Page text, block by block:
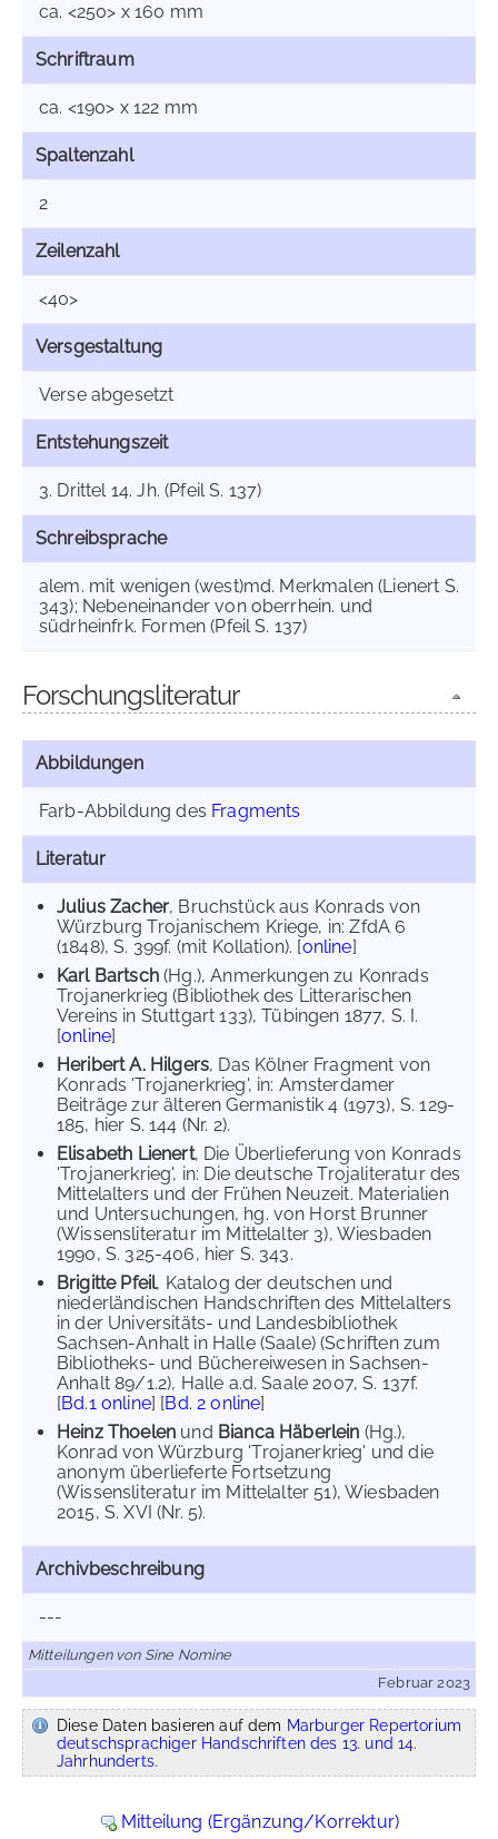
ca. <250> x 160 mm
Schriftraum
ca. <190> x 122 mm
Spaltenzahl
2
Zeilenzahl
<40>
Versgestaltung
Verse abgesetzt
Entstehungszeit
3. Drittel 14. Jh. (Pfeil S. 137)
Schreibsprache
alem. mit wenigen (west)md. Merkmalen (Lienert S.
343); Nebeneinander von oberrhein. und
südrheinfrk. Formen (Pfeil S. 137)
Forschungsliteratur
Abbildungen
Farb-Abbildung des Fragments
Literatur
Julius Zacher, Bruchstück aus Konrads von
Würzburg Trojanischem Kriege, in: ZfdA 6
(1848), S. 399f. (mit Kollation). [online]
Karl Bartsch(Hg.), Anmerkungen zu Konrads
Trojanerkrieg (Bibliothek des Litterarischen
Vereins in Stuttgart 133), Tübingen 1877, S. I.
[online]
Heribert A. Hilgers, Das Kölner Fragment von
Konrads 'Trojanerkrieg', in: Amsterdamer
Beiträge zur älteren Germanistik 4 (1973), S. 129-
185, hier S. 144 (Nr. 2).
Elisabeth Lienert, Die Überlieferung von Konrads
'Trojanerkrieg', in: Die deutsche Trojaliteratur des
Mittelalters und der Frühen Neuzeit. Materialien
und Untersuchungen, hg. von Horst Brunner
(Wissensliteratur im Mittelalter 3), Wiesbaden
1990, S. 325-406, hier S. 343.
Brigitte Pfeil, Katalog der deutschen und
niederländischen Handschriften des Mittelalters
in der Universitäts- und Landesbibliothek
Sachsen-Anhalt in Halle (Saale) (Schriften zum
Bibliotheks- und Büchereiwesen in Sachsen-
Anhalt 89/1.2), Halle a.d. Saale 2007, S. 137f.
[Bd.1 online] [Bd. 2 online]
Heinz Thoelen und Bianca Häberlein (Hg.),
Konrad von Würzburg 'Trojanerkrieg' und die
anonym überlieferte Fortsetzung
(Wissensliteratur im Mittelalter 51), Wiesbaden
2015, S. XVI (Nr. 5).
Archivbeschreibung
---
Mitteilungen von Sine Nomine
Februar 2023
Diese Daten basieren auf dem Marburger Repertorium
deutschsprachiger Handschriften des 13. und 14.
Jahrhunderts.
Mitteilung (Ergänzung/Korrektur)